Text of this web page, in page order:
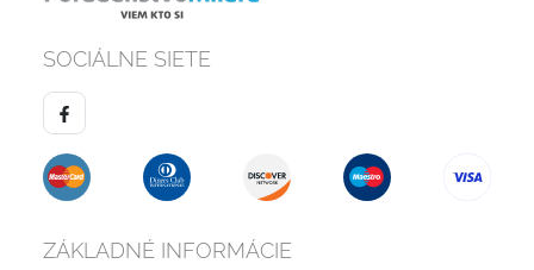
SOCIÁLNE SIETE
ZÁKLADNÉ INFORMÁCIE